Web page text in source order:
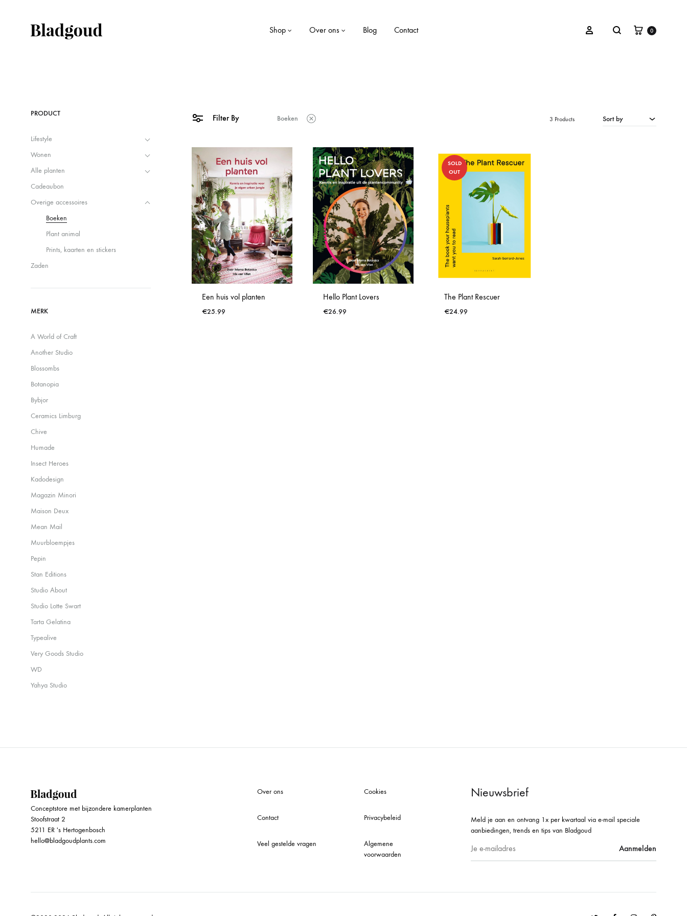
Shop
Planten
Kaarten
Sieraden
Sjaaltjes
Tassen
Kussens
Opbergboxen
Servies
Verlichting
Wanddecoratie
Cadeaubon
Over ons Blog Contact InloggenZoeken 0
Filter By Boeken Sort by
3 Products
Een huis vol planten
€25.99
Hello Plant Lovers
€26.99
SOLD
OUT
The Plant Rescuer
€24.99
PRODUCT
Lifestyle
Wonen
Alle planten
Cadeaubon
Overige accessoires
Boeken
Plant animal
Prints, kaarten en stickers
Zaden
MERK
A World of Craft
Another Studio
Blossombs
Botanopia
Bybjor
Ceramics Limburg
Chive
Humade
Insect Heroes
Kadodesign
Magazin Minori
Maison Deux
Mean Mail
Muurbloempjes
Pepin
Stan Editions
Studio About
Studio Lotte Swart
Tarta Gelatina
Typealive
Very Goods Studio
WD
Yahya Studio
Conceptstore met bijzondere kamerplanten
Stoofstraat 2
5211 ER 's Hertogenbosch
hello@bladgoudplants.com
Over ons
Contact
Veel gestelde vragen
Cookies
Privacybeleid
Algemene
voorwaarden
Nieuwsbrief
Meld je aan en ontvang 1x per kwartaal via e-mail speciale
aanbiedingen, trends en tips van Bladgoud